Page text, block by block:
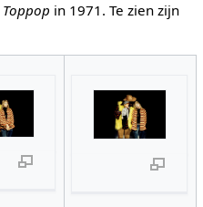
Toppop in 1971. Te zien zijn